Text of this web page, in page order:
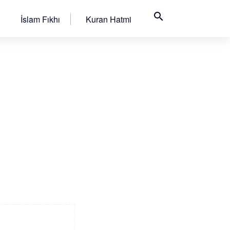
İslam Fıkhı Kuran Hatmi search